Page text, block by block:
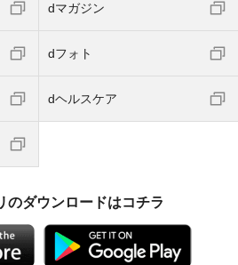
dマガジン
dフォト
dヘルスケア
のダウンロードはコチラ